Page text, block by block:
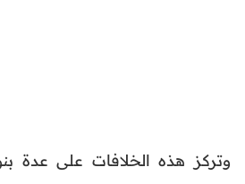
وتركز هذه الخلافات على عدة